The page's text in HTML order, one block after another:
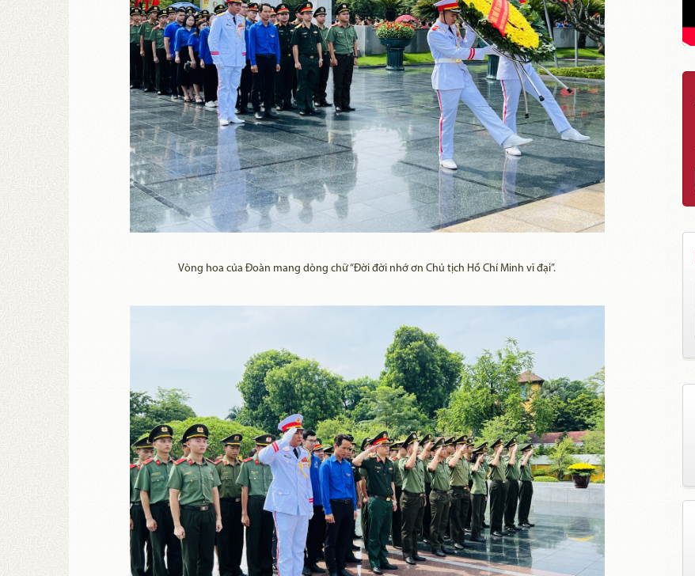
Vòng hoa của Đoàn mang dòng chữ “Đời đời nhớ ơn Chủ tịch Hồ Chí Minh vĩ đại”.